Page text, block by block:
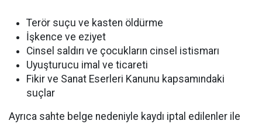
Terör suçu ve kasten öldürme
İşkence ve eziyet
Cinsel saldırı ve çocukların cinsel istismarı
Uyuşturucu imal ve ticareti
Fikir ve Sanat Eserleri Kanunu kapsamındaki
suçlar
Ayrıca sahte belge nedeniyle kaydı iptal edilenler ile